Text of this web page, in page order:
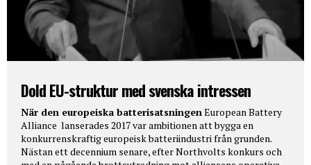
Dold EU-struktur med svenska intressen
När den europeiska batterisatsningenEuropean Battery
Alliance lanserades 2017 var ambitionen att bygga en
konkurrenskraftig europeisk batteriindustri från grunden.
Nästan ett decennium senare, efter Northvolts konkurs och